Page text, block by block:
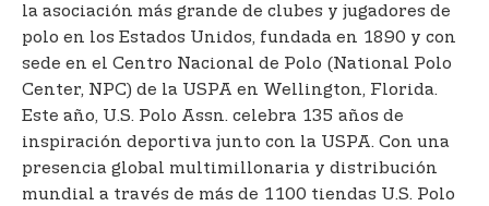
la asociación más grande de clubes y jugadores de
polo en los Estados Unidos, fundada en 1890 y con
sede en el Centro Nacional de Polo (National Polo
Center, NPC) de la USPA en Wellington, Florida.
Este año, U.S. Polo Assn. celebra 135 años de
inspiración deportiva junto con la USPA. Con una
presencia global multimillonaria y distribución
mundial a través de más de 1100 tiendas U.S. Polo